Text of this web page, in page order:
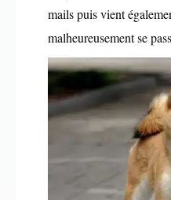
mails puis vient
malheureusement se